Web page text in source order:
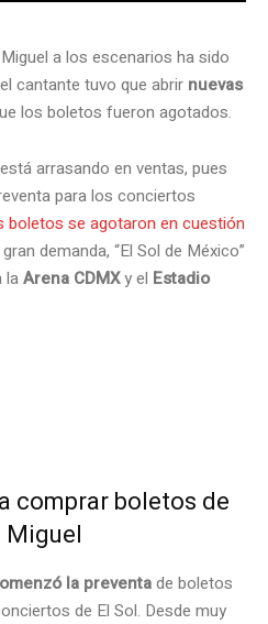
a los escenarios ha sido
cantante tuvo que abrir nuevas
los boletos fueron agotados.
arrasando en ventas, pues
para los conciertos
boletos se agotaron en cuestión
demanda, “El Sol de México”
laArena CDMXy el Estadio
comprar boletos de
Miguel
la preventade boletos
de El Sol. Desde muy